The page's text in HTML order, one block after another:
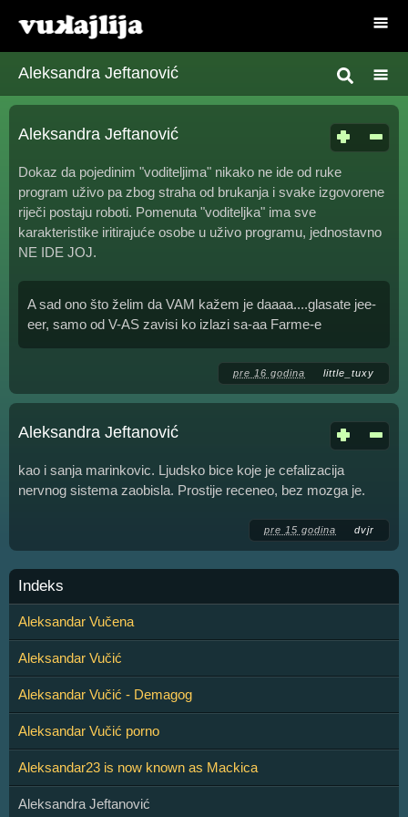
Aleksandra Jeftanović
Aleksandra Jeftanović
Dokaz da pojedinim "voditeljima" nikako ne ide od ruke
program uživo pa zbog straha od brukanja i svake izgovorene
riječi postaju roboti. Pomenuta "voditeljka" ima sve
karakteristike iritirajuće osobe u uživo programu, jednostavno
NE IDE JOJ.
A sad ono što želim da VAM kažem je daaaa....glasate jee-
eer, samo od V-AS zavisi ko izlazi sa-aa Farme-e
pre 16 godina little_tuxy
Aleksandra Jeftanović
kao i sanja marinkovic. Ljudsko bice koje je cefalizacija
nervnog sistema zaobisla. Prostije receneo, bez mozga je.
pre 15 godina dvjr
Indeks
Aleksandar Vučena
Aleksandar Vučić
Aleksandar Vučić - Demagog
Aleksandar Vučić porno
Aleksandar23 is now known as Mackica
Aleksandra Jeftanović